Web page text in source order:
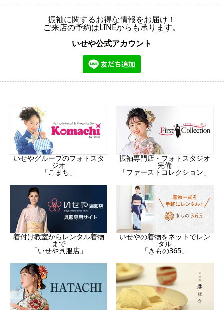
振袖に関するお得な情報をお届け！
ご来店の予約はLINEからも承ります。
いせや公式アカウント
いせやグループのフォトスタ
ジオ
「こまち」
振袖専門店・フォトスタジオ
完備
「ファーストコレクション」
着付け教室からレンタル着物
まで
「いせや呉服店」
いせやの着物をネットでレン
タル
「きもの365」